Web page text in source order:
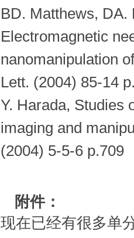
BD. Matthews, DA.
Electromagnetic
nanomanipulation
Lett. (2004) 85-14
Y. Harada, Studies
imaging and
(2004) 5-5-6 p.709
附件：
现在已经有很多单